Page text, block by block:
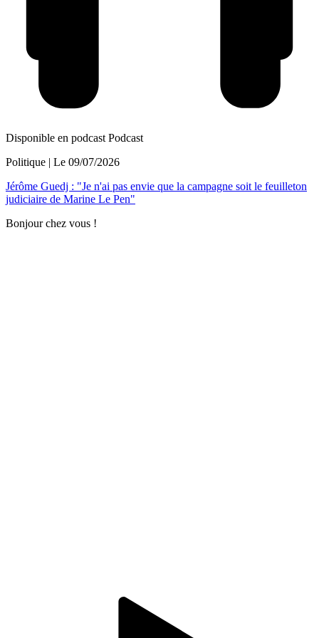
Disponible en podcast Podcast
Politique | Le 09/07/2026
Jérôme Guedj : "Je n'ai pas envie que la campagne soit le feuilleton
judiciaire de Marine Le Pen"
Bonjour chez vous !